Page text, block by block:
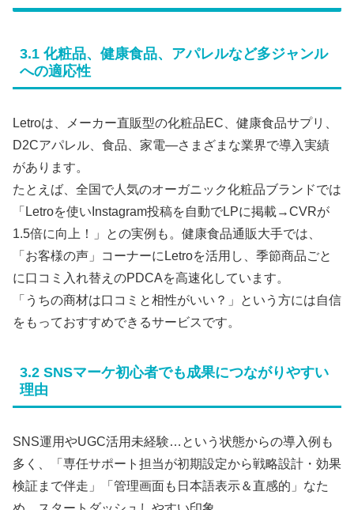
3.1 化粧品、健康食品、アパレルなど多ジャンル
への適応性
Letroは、メーカー直販型の化粧品EC、健康食品サプリ、
D2Cアパレル、食品、家電―さまざまな業界で導入実績
があります。
たとえば、全国で人気のオーガニック化粧品ブランドでは
「Letroを使いInstagram投稿を自動でLPに掲載→CVRが
1.5倍に向上！」との実例も。健康食品通販大手では、
「お客様の声」コーナーにLetroを活用し、季節商品ごと
に口コミ入れ替えのPDCAを高速化しています。
「うちの商材は口コミと相性がいい？」という方には自信
をもっておすすめできるサービスです。
3.2 SNSマーケ初心者でも成果につながりやすい
理由
SNS運用やUGC活用未経験…という状態からの導入例も
多く、「専任サポート担当が初期設定から戦略設計・効果
検証まで伴走」「管理画面も日本語表示＆直感的」なた